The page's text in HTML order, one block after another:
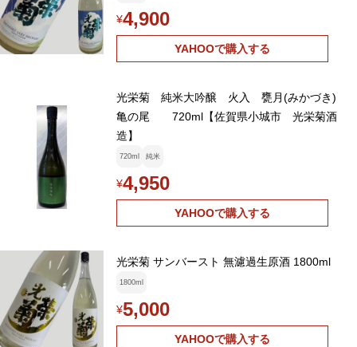
¥4,900
YAHOOで購入する
光栄菊 純米大吟醸 火入 甕月(みかづき)
亀の尾 720ml【佐賀県小城市 光栄菊酒
造】
720ml 純米
¥4,950
YAHOOで購入する
光栄菊 サンバースト 無濾過生原酒 1800ml
1800ml
¥5,000
YAHOOで購入する